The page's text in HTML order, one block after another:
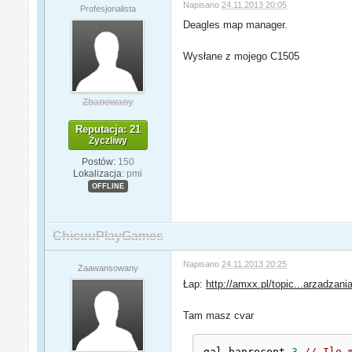
Profesjonalista
Zbanowany
Reputacja: 21
Życzliwy
Postów: 150
Lokalizacja: pmi
OFFLINE
Napisano 24.11.2013 20:05
Deagles map manager.
Wysłane z mojego C1505
ChicuuPlayGames
Zaawansowany Napisano 24.11.2013 20:25
Łap: http://amxx.pl/
Tam masz cvar